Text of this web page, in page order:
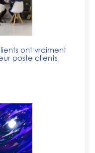
ont vraiment
poste clients